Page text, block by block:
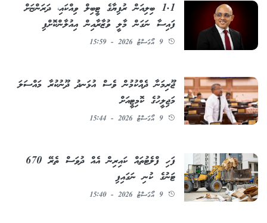
1.1 ބިލިއަން ރުފިޔާގެ ޓީބިލް ވިއްކައި، ދަރަންޏަށް
ފައިސާ ނަގަން މާލީ ވުޒާރާއިން އިއުލާންކޮށްފި
9 އޯގަސްޓު 2026 - 15:59
ޖޫރިމަނާ ދެއްކުމުން ވެސް އުޅަނދު ދޫނުކުރާ މައްސަލަ
މަޖިލީހުގެ ކޮމިޓީއަށް
9 އޯގަސްޓު 2026 - 15:44
ފަހި ފްލެޓުތައް ކައިރިން އެއް ދުވަސް ތެރޭ 670
ޓަނުގެ ކުނި ނަގައިފި
9 އޯގަސްޓު 2026 - 15:40